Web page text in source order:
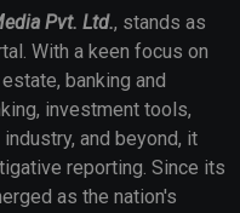
Pvt. Ltd., stands as
With a keen focus on
banking and
investment tools,
and beyond, it
reporting. Since its
as the nation's